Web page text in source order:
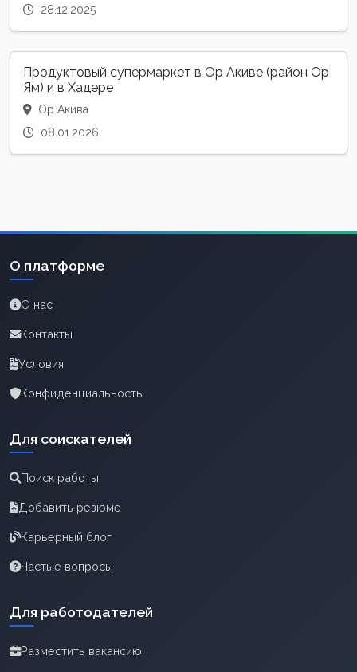
28.12.2025
Продуктовый супермаркет в Ор Акиве (район Ор
Ям) и в Хадере
Ор Акива
08.01.2026
О платформе
О нас
Контакты
Условия
Конфиденциальность
Для соискателей
Поиск работы
Добавить резюме
Карьерный блог
Частые вопросы
Для работодателей
Разместить вакансию